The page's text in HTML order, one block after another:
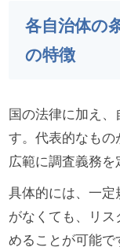
各自治体の
の特徴
国の法律に加え
す。代表的なもの
広範に調査義務を
具体的には、一定
がなくても、リ
めることが可能で